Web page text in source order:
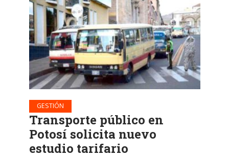
GESTIÓN
Transporte público en
Potosí solicita nuevo
estudio tarifario